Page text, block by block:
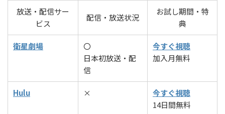
放送・配信サー
ビス
配信・放送状況
お試し期間・特
典
衛星劇場
〇
日本初放送・配
信
今すぐ視聴
加入月無料
Hulu ×
今すぐ視聴
14日間無料